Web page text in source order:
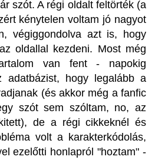
szót. A régi oldalt feltörték (a
kénytelen voltam jó nagyot
végiggondolva azt is, hogy
oldallal kezdeni. Most még
van fent - napokig
adatbázist, hogy legalább a
(és akkor még a fanfic
szót sem szóltam, no, az
de a régi cikkeknél és
volt a karakterkódolás,
ezelőtti honlapról "hoztam" -